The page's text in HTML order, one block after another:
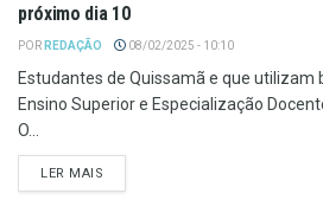
próximo dia 10
POR REDAÇÃO 08/02/2025 - 10:10
Estudantes de Quissamã e que utilizam
Ensino Superior e Especialização
O...
LER MAIS